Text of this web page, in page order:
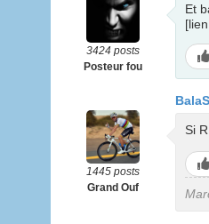
3424 posts
Posteur fou
Et
1445 posts
Grand Ouf
Si